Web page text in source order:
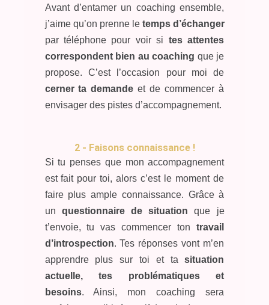
Avant d’entamer un coaching ensemble,
j’aime qu’on prenne le temps d’échanger
par téléphone pour voir si tes attentes
correspondent bien au coaching que je
propose. C’est l’occasion pour moi de
cerner ta demande et de commencer à
envisager des pistes d’accompagnement.
2 - Faisons connaissance !
Si tu penses que mon accompagnement
est fait pour toi, alors c’est le moment de
faire plus ample connaissance. Grâce à
un questionnaire de situation que je
t’envoie, tu vas commencer tontravail
d’introspection. Tes réponses vont m’en
apprendre plus sur toi et tasituation
actuelle, tes problématiques et
besoins. Ainsi, mon coaching sera